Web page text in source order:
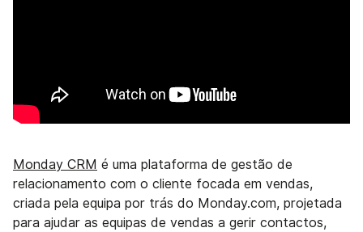
Monday CRM é uma plataforma de gestão de
relacionamento com o cliente focada em vendas,
criada pela equipa por trás do Monday.com, projetada
para ajudar as equipas de vendas a gerir contactos,